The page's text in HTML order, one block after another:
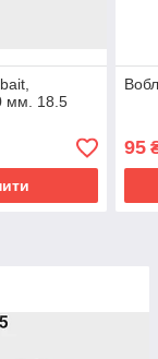
мм. 18.5
95